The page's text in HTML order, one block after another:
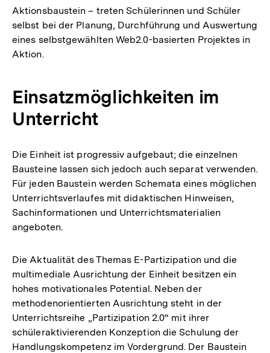
Aktionsbaustein – treten Schülerinnen und Schüler
selbst bei der Planung, Durchführung und Auswertung
eines selbstgewählten Web2.0-basierten Projektes in
Aktion.
Einsatzmöglichkeiten im
Unterricht
Die Einheit ist progressiv aufgebaut; die einzelnen
Bausteine lassen sich jedoch auch separat verwenden.
Für jeden Baustein werden Schemata eines möglichen
Unterrichtsverlaufes mit didaktischen Hinweisen,
Sachinformationen und Unterrichtsmaterialien
angeboten.
Die Aktualität des Themas E-Partizipation und die
multimediale Ausrichtung der Einheit besitzen ein
hohes motivationales Potential. Neben der
methodenorientierten Ausrichtung steht in der
Unterrichtsreihe „Partizipation 2.0“ mit ihrer
schüleraktivierenden Konzeption die Schulung der
Handlungskompetenz im Vordergrund. Der Baustein